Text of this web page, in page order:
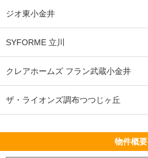
ジオ東小金井
SYFORME 立川
クレアホームズ フラン武蔵小金井
ザ・ライオンズ調布つつじヶ丘
物件概要